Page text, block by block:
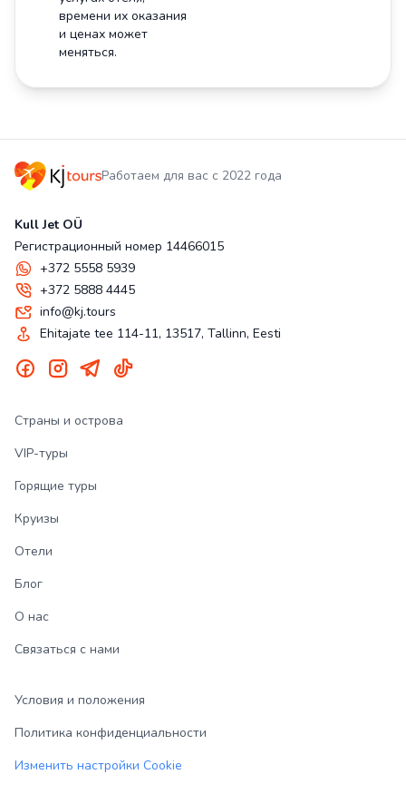
времени их оказания
и ценах может
меняться.
Работаем для вас с 2022 года
Kull Jet OÜ
Регистрационный номер 14466015
+372 5558 5939
+372 5888 4445
info@kj.tours
Ehitajate tee 114-11, 13517, Tallinn, Eesti
Страны и острова
VIP-туры
Горящие туры
Круизы
Отели
Блог
О нас
Связаться с нами
Условия и положения
Политика конфиденциальности
Изменить настройки Cookie